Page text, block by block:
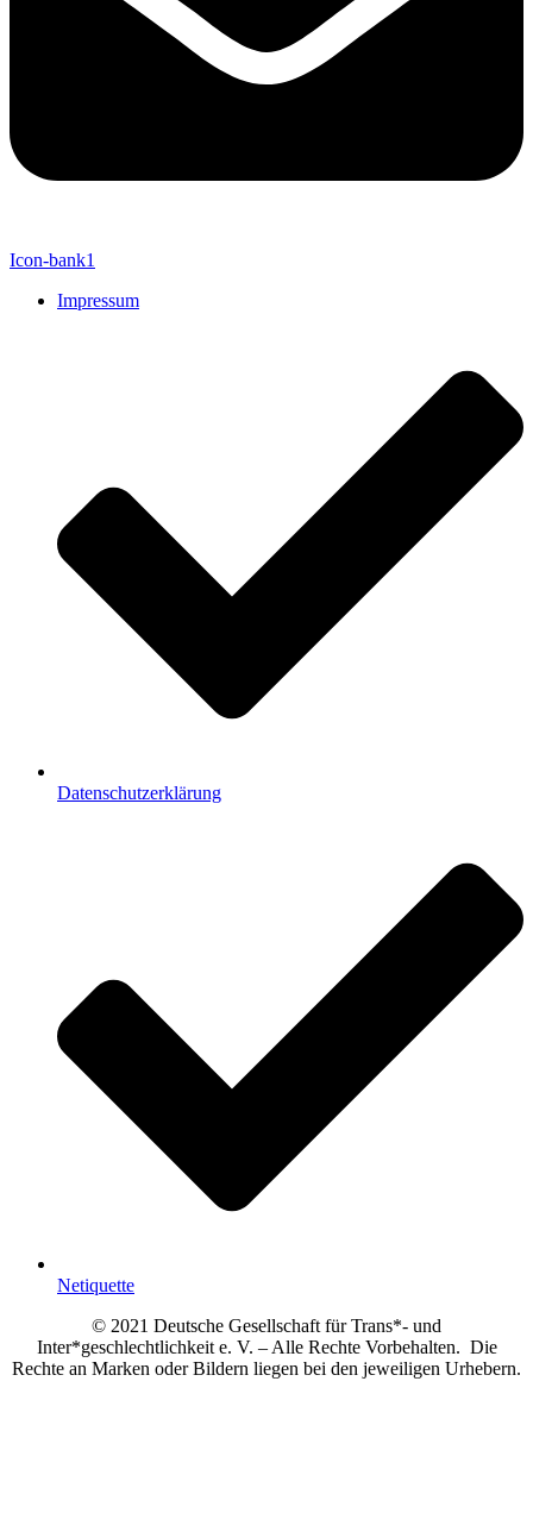
Icon-bank1
Impressum
Datenschutzerklärung
Netiquette
© 2021 Deutsche Gesellschaft für Trans*- und
Inter*geschlechtlichkeit e. V. – Alle Rechte Vorbehalten. Die
Rechte an Marken oder Bildern liegen bei den jeweiligen Urhebern.